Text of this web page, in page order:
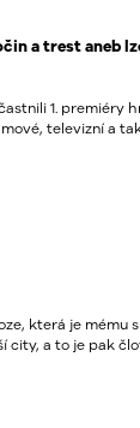
a trest aneb
1.
televizní a
která je
a to je pak